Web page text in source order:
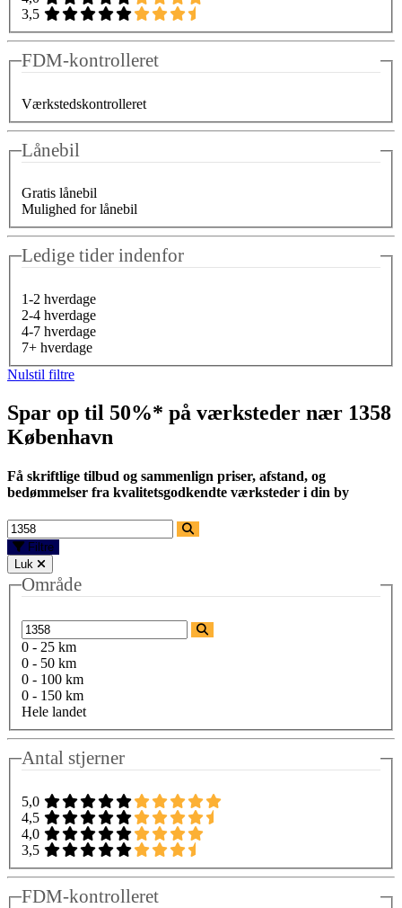
3,5
FDM-kontrolleret
Værkstedskontrolleret
Lånebil
Gratis lånebil
Mulighed for lånebil
Ledige tider indenfor
1-2 hverdage
2-4 hverdage
4-7 hverdage
7+ hverdage
Nulstil filtre
Spar op til 50%* på værksteder nær 1358
København
Få skriftlige tilbud og sammenlign priser, afstand, og
bedømmelser fra kvalitetsgodkendte værksteder i din by
Filtre
Luk
Område
0 - 25 km
0 - 50 km
0 - 100 km
0 - 150 km
Hele landet
Antal stjerner
5,0
4,5
4,0
3,5
FDM-kontrolleret